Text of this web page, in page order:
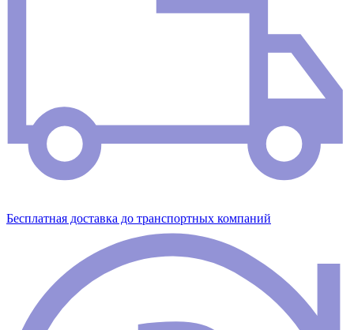
Бесплатная доставка до транспортных компаний